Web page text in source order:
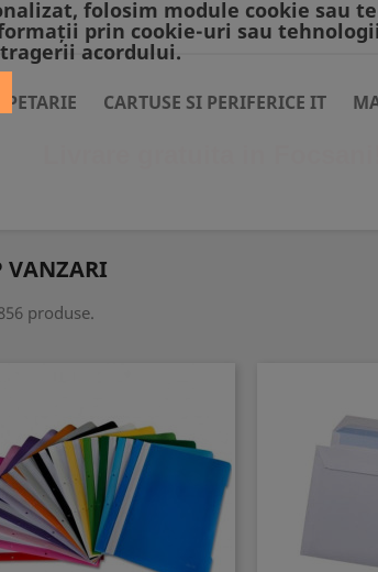
CARTUSE SI PERIFERICE IT
VANZARI
produse.
folosim module cookie sau
prin cookie-uri sau
acordului.